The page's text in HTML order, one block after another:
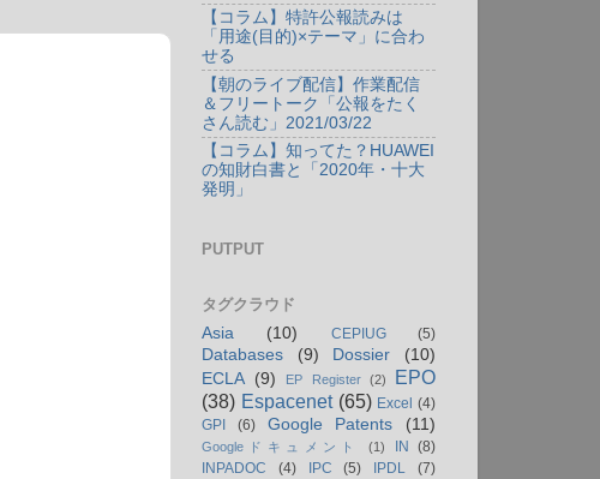
【コラム】特許公報読みは
「用途(目的)×テーマ」に合わ
せる
【朝のライブ配信】作業配信
＆フリートーク「公報をたく
さん読む」2021/03/22
【コラム】知ってた？HUAWEI
の知財白書と「2020年・十大
発明」
PUTPUT
タグクラウド
Asia
(10) CEPIUG (5)
Databases (9) Dossier
(10)
ECLA (9) EP Register (2)
EPO
(38) Espacenet (65) Excel (4)
GPI
(6) Google Patents (11)
Googleドキュメント (1) IN
(8)
INPADOC
(4) IPC (5) IPDL
(7)